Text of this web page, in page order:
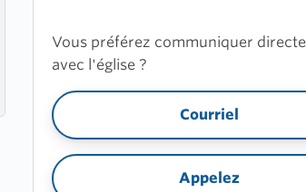
Vous préférez communiquer
avec l'église ?
Courriel
Appelez